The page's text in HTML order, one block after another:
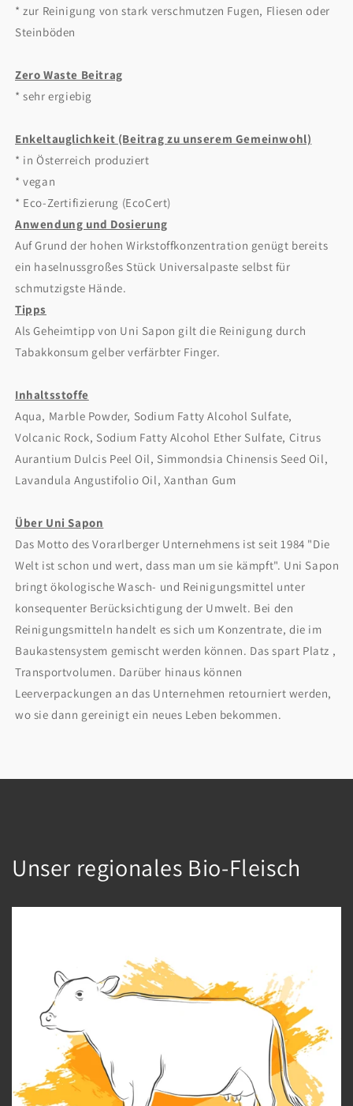
* zur Reinigung von stark verschmutzen Fugen, Fliesen oder
Steinböden
Zero Waste Beitrag
* sehr ergiebig
Enkeltauglichkeit (Beitrag zu unserem Gemeinwohl)
* in Österreich produziert
* vegan
* Eco-Zertifizierung (EcoCert)
Anwendung und Dosierung
Auf Grund der hohen Wirkstoffkonzentration genügt bereits
ein haselnussgroßes Stück Universalpaste selbst für
schmutzigste Hände.
Tipps
Als Geheimtipp von Uni Sapon gilt die Reinigung durch
Tabakkonsum gelber verfärbter Finger.
Inhaltsstoffe
Aqua, Marble Powder, Sodium Fatty Alcohol Sulfate,
Volcanic Rock, Sodium Fatty Alcohol Ether Sulfate, Citrus
Aurantium Dulcis Peel Oil, Simmondsia Chinensis Seed Oil,
Lavandula Angustifolio Oil, Xanthan Gum
Über Uni Sapon
Das Motto des Vorarlberger Unternehmens ist seit 1984 "Die
Welt ist schon und wert, dass man um sie kämpft". Uni Sapon
bringt ökologische Wasch- und Reinigungsmittel unter
konsequenter Berücksichtigung der Umwelt. Bei den
Reinigungsmitteln handelt es sich um Konzentrate, die im
Baukastensystem gemischt werden können. Das spart Platz ,
Transportvolumen. Darüber hinaus können
Leerverpackungen an das Unternehmen retourniert werden,
wo sie dann gereinigt ein neues Leben bekommen.
Unser regionales Bio-Fleisch